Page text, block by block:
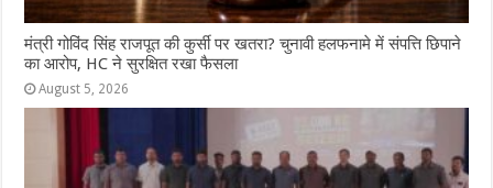
मंत्री गोविंद सिंह राजपूत की कुर्सी पर खतरा? चुनावी हलफनामे में संपत्ति छिपाने
का आरोप, HC ने सुरक्षित रखा फैसला
August 5, 2026